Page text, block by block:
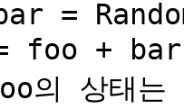
의 상태는